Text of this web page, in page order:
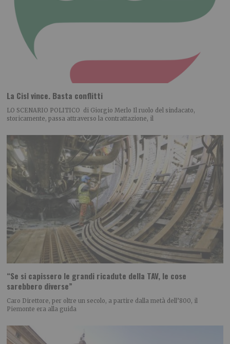
La Cisl vince. Basta conflitti
LO SCENARIO POLITICO di Giorgio Merlo Il ruolo del sindacato,
storicamente, passa attraverso la contrattazione, il
“Se si capissero le grandi ricadute della TAV, le cose
sarebbero diverse”
Caro Direttore, per oltre un secolo, a partire dalla metà dell’800, il
Piemonte era alla guida